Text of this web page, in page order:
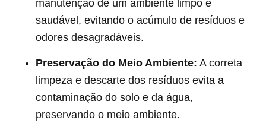
manutenção de um ambiente limpo e
saudável, evitando o acúmulo de resíduos e
odores desagradáveis.
Preservação do Meio Ambiente: A correta
limpeza e descarte dos resíduos evita a
contaminação do solo e da água,
preservando o meio ambiente.